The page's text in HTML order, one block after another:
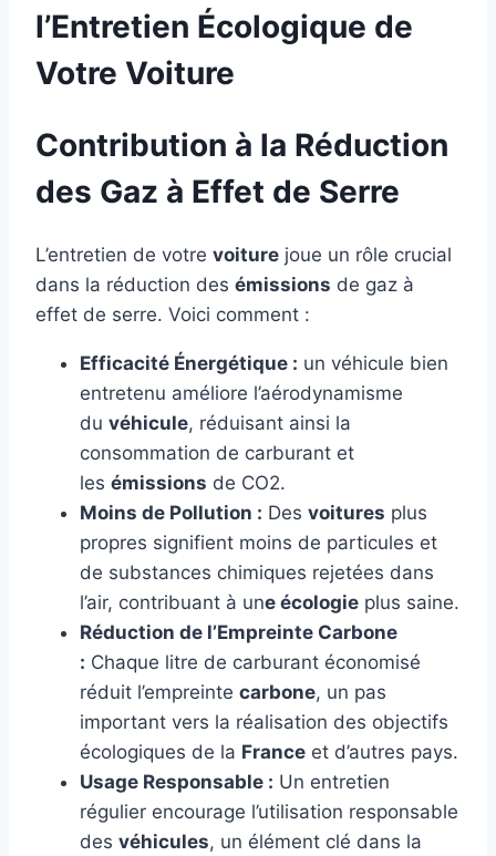
l’Entretien Écologique de
Votre Voiture
Contribution à la Réduction
des Gaz à Effet de Serre
L’entretien de votre voiture joue un rôle crucial
dans la réduction des émissions de gaz à
effet de serre. Voici comment :
Efficacité Énergétique : un véhicule bien
entretenu améliore l’aérodynamisme
du véhicule, réduisant ainsi la
consommation de carburant et
les émissions de CO2.
Moins de Pollution : Des voitures plus
propres signifient moins de particules et
de substances chimiques rejetées dans
l’air, contribuant à une écologie plus saine.
Réduction de l’Empreinte Carbone
: Chaque litre de carburant économisé
réduit l’empreinte carbone, un pas
important vers la réalisation des objectifs
écologiques de la France et d’autres pays.
Usage Responsable : Un entretien
régulier encourage l’utilisation responsable
des véhicules, un élément clé dans la